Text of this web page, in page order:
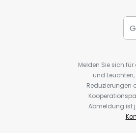
Melden Sie sich
und
Reduzierungen
Abmeldung ist